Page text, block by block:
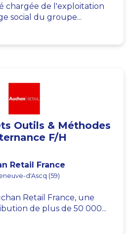
chargée de l'exploitation
social du groupe...
Outils & Méthodes
F/H
Retail France
d'Ascq (59)
Retail France, une
de plus de 50 000...